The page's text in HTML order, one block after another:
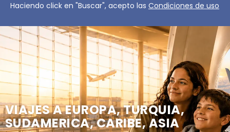
VIAJES A EUROPA, TURQUIA,
SUDAMERICA, CARIBE, ASIA
Haciendo click en "Buscar", acepto las Condiciones de uso